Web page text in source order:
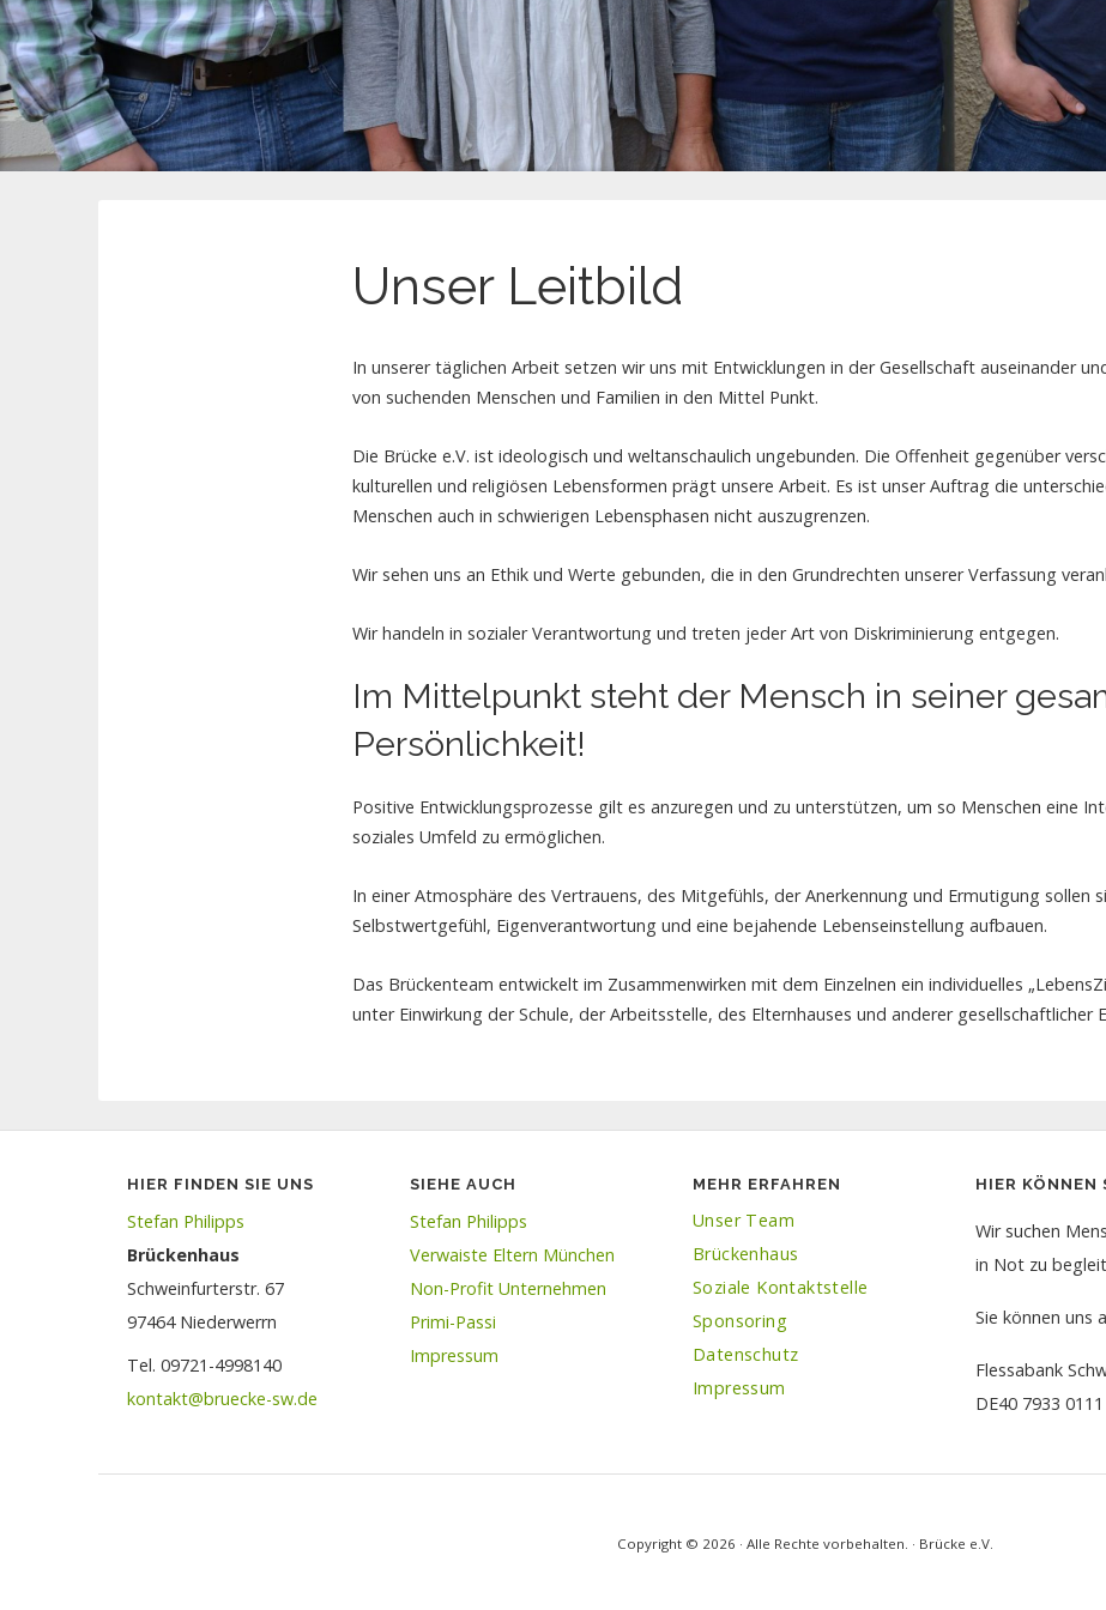
Unser Leitbild
In unserer täglichen Arbeit setzen wir uns mit Entwicklungen in der Gesellschaft auseinander
von suchenden Menschen und Familien in den Mittel Punkt.
Die Brücke e.V. ist ideologisch und weltanschaulich ungebunden. Die Offenheit gegenüber
kulturellen und religiösen Lebensformen prägt unsere Arbeit. Es ist unser Auftrag die
Menschen auch in schwierigen Lebensphasen nicht auszugrenzen.
Wir sehen uns an Ethik und Werte gebunden, die in den Grundrechten unserer Verfassung
Wir handeln in sozialer Verantwortung und treten jeder Art von Diskriminierung entgegen.
Im Mittelpunkt steht der Mensch in seiner
Persönlichkeit!
Positive Entwicklungsprozesse gilt es anzuregen und zu unterstützen, um so Menschen eine
soziales Umfeld zu ermöglichen.
In einer Atmosphäre des Vertrauens, des Mitgefühls, der Anerkennung und Ermutigung sollen
Selbstwertgefühl, Eigenverantwortung und eine bejahende Lebenseinstellung aufbauen.
Das Brückenteam entwickelt im Zusammenwirken mit dem Einzelnen ein individuelles
unter Einwirkung der Schule, der Arbeitsstelle, des Elternhauses und anderer gesellschaftlicher
HIER FINDEN SIE UNS
Stefan Philipps
Brückenhaus
Schweinfurterstr. 67
97464 Niederwerrn
Tel. 09721-4998140
kontakt@bruecke-sw.de
SIEHE AUCH
Stefan Philipps
Verwaiste Eltern München
Non-Profit Unternehmen
Primi-Passi
Impressum
MEHR ERFAHREN
Unser Team
Brückenhaus
Soziale Kontaktstelle
Sponsoring
Datenschutz
Impressum
HIER KÖNNEN
Wir suchen
in Not zu
Sie können uns
Flessabank
DE40 7933
Copyright © 2026 · Alle Rechte vorbehalten. · Brücke e.V.